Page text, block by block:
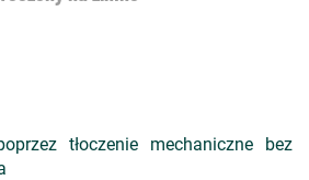
tłoczenie mechaniczne bez